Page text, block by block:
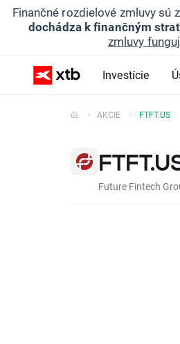
Finančné rozdielové zmluvy
dochádza k finančným
zmluvy
Investície
AKCIE FTFT.US
Future Fintech